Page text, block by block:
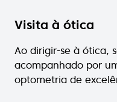
Visita à ótica
Ao dirigir-se à ótica,
acompanhado por
optometria de